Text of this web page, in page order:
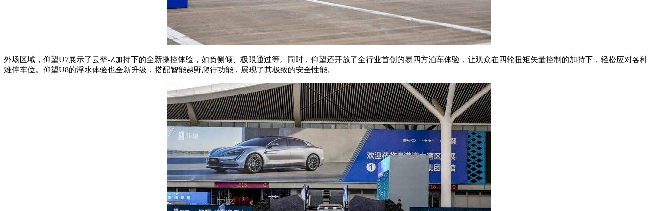
外场区域，仰望U7展示了云辇-Z加持下的全新操控体验，如负侧倾、极限通过等。同时，仰望还开放了全行业首创的易四方泊车体验，让观众在四轮扭矩矢量控制的加持下，轻松应对各种
难停车位。仰望U8的浮水体验也全新升级，搭配智能越野爬行功能，展现了其极致的安全性能。